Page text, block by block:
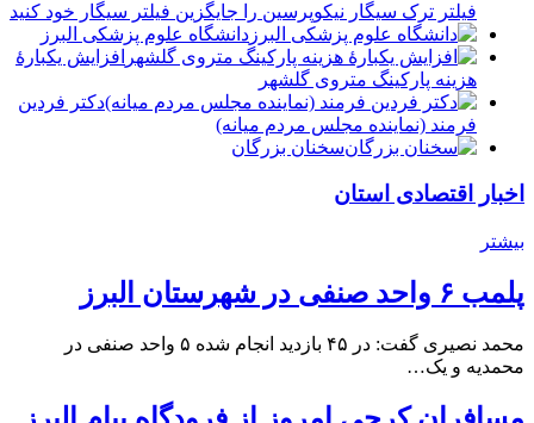
فیلتر ترک سیگار نیکوپرسین را جایگزین فیلتر سیگار خود کنید
دانشگاه علوم پزشکی البرز
افزایش یکبارۀ
هزینه پارکینگ متروی گلشهر
دكتر فردين
فرمند (نماينده مجلس مردم میانه)
سخنان بزرگان
اخبار اقتصادی استان
بیشتر
پلمب ۶ واحد صنفی در شهرستان البرز
محمد نصیری گفت: در ۴۵ بازدید انجام شده ۵ واحد صنفی در
محمدیه و یک…